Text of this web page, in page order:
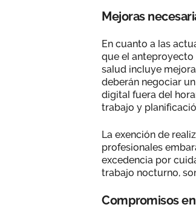
Mejoras
En cuanto a las
que el anteproyecto
salud incluye
deberán negociar
digital fuera del
trabajo y
La exención de
profesionales
excedencia por
trabajo nocturno,
Compromisos